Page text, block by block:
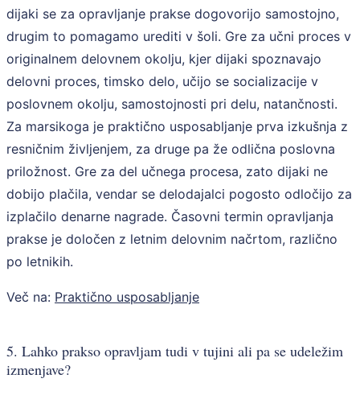
dijaki se za opravljanje prakse dogovorijo samostojno,
drugim to pomagamo urediti v šoli. Gre za učni proces v
originalnem delovnem okolju, kjer dijaki spoznavajo
delovni proces, timsko delo, učijo se socializacije v
poslovnem okolju, samostojnosti pri delu, natančnosti.
Za marsikoga je praktično usposabljanje prva izkušnja z
resničnim življenjem, za druge pa že odlična poslovna
priložnost. Gre za del učnega procesa, zato dijaki ne
dobijo plačila, vendar se delodajalci pogosto odločijo za
izplačilo denarne nagrade. Časovni termin opravljanja
prakse je določen z letnim delovnim načrtom, različno
po letnikih.
Več na: Praktično usposabljanje
5. Lahko prakso opravljam tudi v tujini ali pa se udeležim
izmenjave?